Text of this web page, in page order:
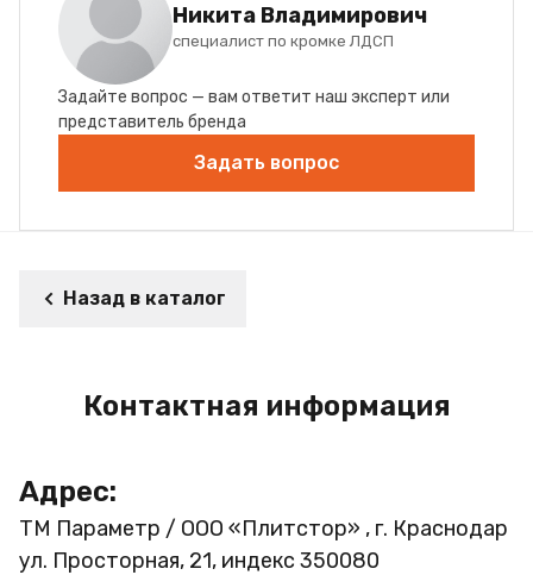
Никита Владимирович
специалист по кромке ЛДСП
Задайте вопрос — вам ответит наш эксперт или
представитель бренда
Задать вопрос
Назад в каталог
Контактная информация
Адрес:
ТМ Параметр / ООО «Плитстор» , г. Краснодар
ул. Просторная, 21, индекс 350080